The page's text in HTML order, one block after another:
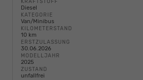
KRAFTSTOFF
Diesel
KATEGORIE
Van/Minibus
KILOMETERSTAND
10 km
ERSTZULASSUNG
30.06.2026
MODELLJAHR
2025
ZUSTAND
unfallfrei